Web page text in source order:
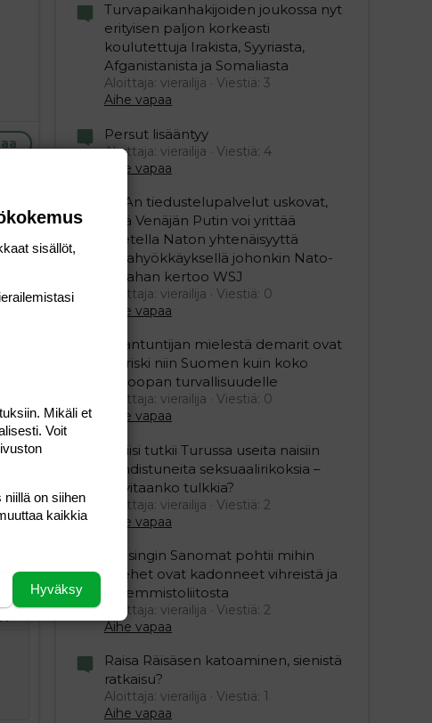
editoriin…
Turvapaikanhakijoiden joukossa nyt
erityisen paljon korkeasti
koulutettuja Irakista, Syyriasta,
Afganistanista ja Somaliasta
Aloittaja: vierailija
Viestiä: 3
Aihe vapaa
Persut lisääntyy
Aloittaja: vierailija
Viestiä: 4
Aihe vapaa
USAn tiedustelupalvelut uskovat,
että Venäjän Putin voi yrittää
koetella Naton yhtenäisyyttä
maahyökkäyksellä johonkin Nato-
maahan kertoo WSJ
Aloittaja: vierailija
Viestiä: 0
Aihe vapaa
Asiantuntijan mielestä demarit ovat
iso riski niin Suomen kuin koko
Euroopan turvallisuudelle
Aloittaja: vierailija
Viestiä: 0
Aihe vapaa
Poliisi tutkii Turussa useita naisiin
kohdistuneita seksuaalirikoksia –
tarvitaanko tulkkia?
Aloittaja: vierailija
Viestiä: 2
Aihe vapaa
Helsingin Sanomat pohtii mihin
miehet ovat kadonneet vihreistä ja
vasemmistoliitosta
Aloittaja: vierailija
Viestiä: 2
Aihe vapaa
Raisa Räisäsen katoaminen, sienistä
ratkaisu?
Aloittaja: vierailija
Viestiä: 1
Aihe vapaa
sisällöt,
Mikäli et
Voit
on siihen
kaikkia
Hyväksy